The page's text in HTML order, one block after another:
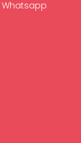
Whatsapp